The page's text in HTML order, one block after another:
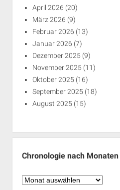
April 2026 (20)
März 2026 (9)
Februar 2026 (13)
Januar 2026 (7)
Dezember 2025 (9)
November 2025 (11)
Oktober 2025 (16)
September 2025 (18)
August 2025 (15)
Chronologie nach Monaten
Chronologie